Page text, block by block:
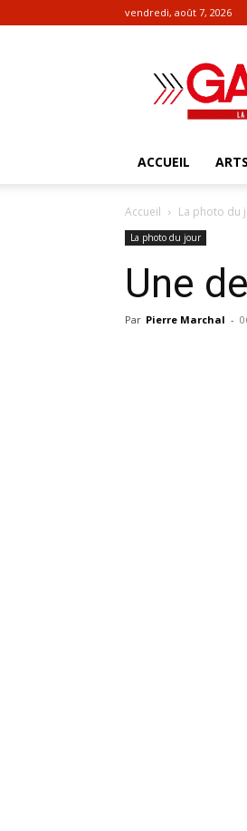
vendredi, août 7, 2026
ACCUEIL
Accueil La photo du
La photo du jour
Une
Par Pierre Marchal -